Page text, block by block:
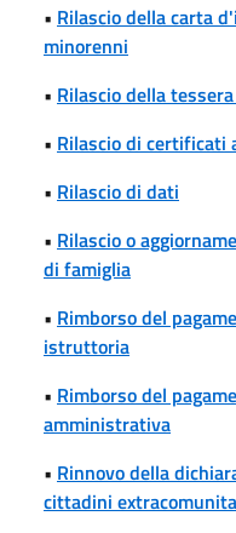
• Rilascio della carta
minorenni
• Rilascio della
• Rilascio di certificati
• Rilascio di dati
• Rilascio o
di famiglia
• Rimborso del
istruttoria
• Rimborso del
amministrativa
• Rinnovo della
cittadini